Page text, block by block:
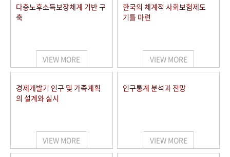
VR 역사관
다층노후소득보장체계 기반 구
축
VIEW MORE
한국의 체계적 사회보험제도
기틀 마련
VIEW MORE
경제개발기 인구 및 가족계획
의 설계와 실시
VIEW MORE
인구통계 분석과 전망
VIEW MORE